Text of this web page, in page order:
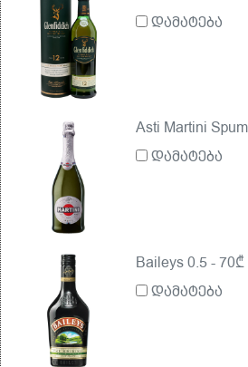
დამატება
Asti Martini
დამატება
Baileys 0.5 - 70₾
დამატება